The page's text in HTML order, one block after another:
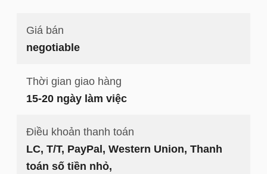
Giá bán
negotiable
Thời gian giao hàng
15-20 ngày làm việc
Điều khoản thanh toán
LC, T/T, PayPal, Western Union, Thanh
toán số tiền nhỏ,